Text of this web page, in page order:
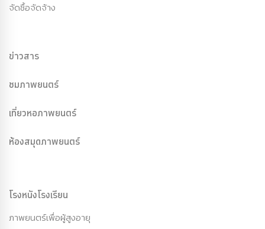
จัดซื้อจัดจ้าง
ข่าวสาร
ชมภาพยนตร์
เที่ยวหอภาพยนตร์
ห้องสมุดภาพยนตร์
โรงหนังโรงเรียน
ภาพยนตร์เพื่อผู้สูงอายุ